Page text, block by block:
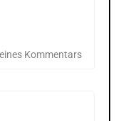
Kommentars